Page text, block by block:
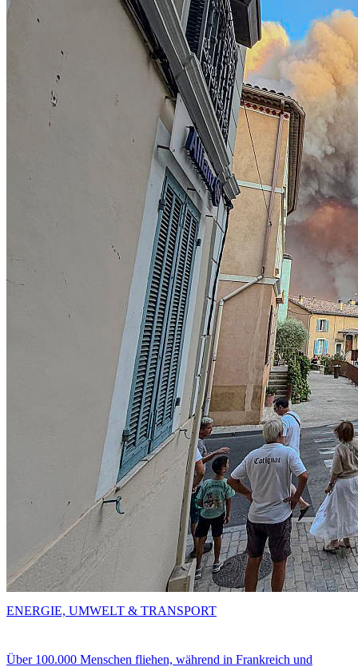
Über 100.000 Menschen fliehen, während in Frankreich und
ENERGIE, UMWELT & TRANSPORT